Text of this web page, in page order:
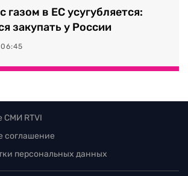
газом в ЕС усугубляется:
закупать у России
СМИ RTVI
соглашение
персональных данных